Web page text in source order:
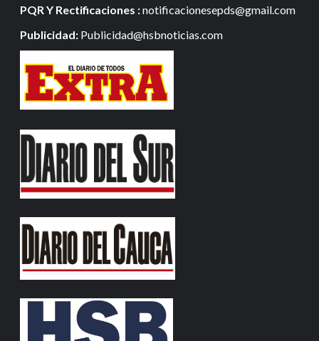
PQR Y Rectificaciones :notificacionesepds@gmail.com
Publicidad: Publicidad@hsbnoticias.com